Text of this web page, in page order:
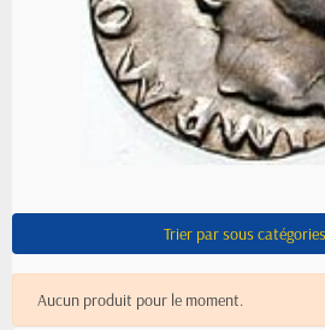
Trier par sous
Aucun produit pour le moment.